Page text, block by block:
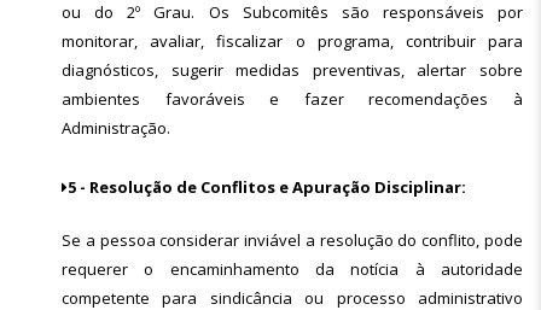
ou do 2º Grau. Os Subcomitês são responsáveis por
monitorar, avaliar, fiscalizar o programa, contribuir para
diagnósticos, sugerir medidas preventivas, alertar sobre
ambientes favoráveis e fazer recomendações à
Administração.
5 - Resolução de Conflitos e Apuração Disciplinar:
Se a pessoa considerar inviável a resolução do conflito, pode
requerer o encaminhamento da notícia à autoridade
competente para sindicância ou processo administrativo